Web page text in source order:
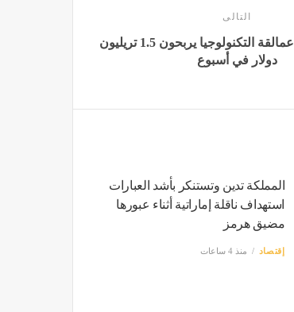
التالى
قفزة تريليونية.. عمالقة التكنولوجيا يربحون 1.5 تريليون
دولار في أسبوع
المملكة تدين وتستنكر بأشد العبارات
استهداف ناقلة إماراتية أثناء عبورها
مضيق هرمز
إقتصاد منذ 4 ساعات